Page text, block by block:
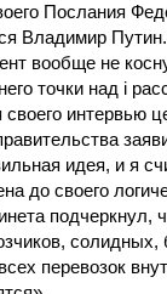
Послания
Владимир
вообще не
точки над i
интервью
идея, и я
до своего
подчеркнул,
перевозок